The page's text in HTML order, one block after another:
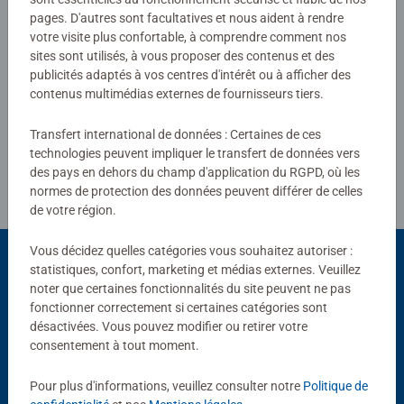
0/0
Rédiger une évaluation
Consignes d'évaluation
Choix populaires
D'autres personnes aiment aussi
pages. D'autres sont facultatives et nous aident à rendre
votre visite plus confortable, à comprendre comment nos
sites sont utilisés, à vous proposer des contenus et des
publicités adaptés à vos centres d'intérêt ou à afficher des
contenus multimédias externes de fournisseurs tiers.
Transfert international de données : Certaines de ces
technologies peuvent impliquer le transfert de données vers
des pays en dehors du champ d'application du RGPD, où les
normes de protection des données peuvent différer de celles
de votre région.
Vous décidez quelles catégories vous souhaitez autoriser :
statistiques, confort, marketing et médias externes. Veuillez
noter que certaines fonctionnalités du site peuvent ne pas
fonctionner correctement si certaines catégories sont
désactivées. Vous pouvez modifier ou retirer votre
consentement à tout moment.
Pour plus d'informations, veuillez consulter notre Politique de